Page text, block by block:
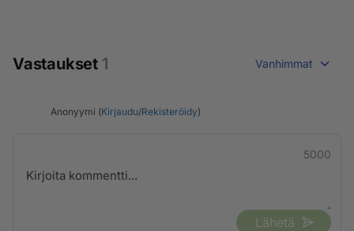
Vastaukset 1 Vanhimmat
Anonyymi (Kirjaudu/Rekisteröidy)
5000
Lähetä